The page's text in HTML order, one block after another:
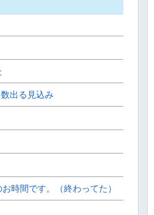
出る見込み
時間です。（終わってた）